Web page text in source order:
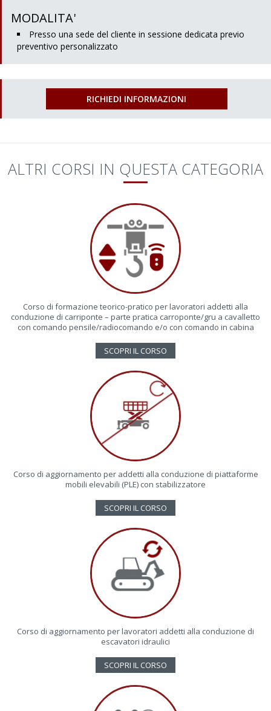
MODALITA'
Presso una sede del cliente in sessione dedicata previo
preventivo personalizzato
RICHIEDI INFORMAZIONI
ALTRI CORSI IN QUESTA CATEGORIA
Corso di formazione teorico-pratico per lavoratori addetti alla
conduzione di carriponte – parte pratica carroponte/gru a cavalletto
con comando pensile/radiocomando e/o con comando in cabina
SCOPRI IL CORSO
Corso di aggiornamento per addetti alla conduzione di piattaforme
mobili elevabili (PLE) con stabilizzatore
SCOPRI IL CORSO
Corso di aggiornamento per lavoratori addetti alla conduzione di
escavatori idraulici
SCOPRI IL CORSO